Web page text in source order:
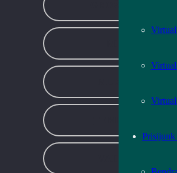
Prisijunk